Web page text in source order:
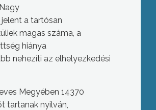
a tartósan
magas száma, a
hiánya
nehezíti az elhelyezkedési
Megyében 14370
tartanak nyilván,